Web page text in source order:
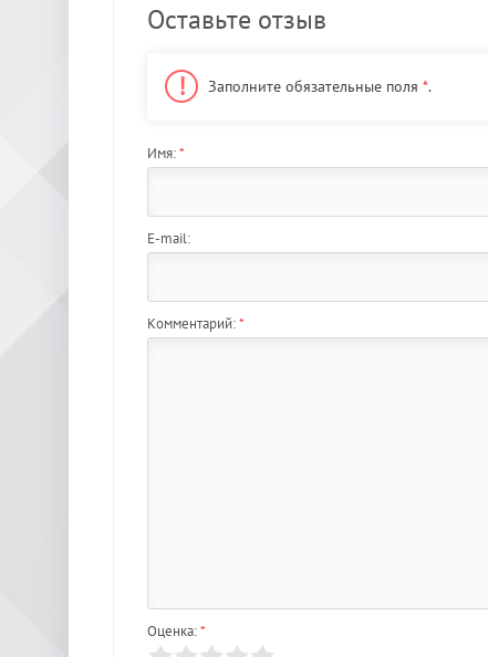
Оставьте отзыв
Заполните обязательные поля *.
Имя:*
E-mail:
Комментарий:*
Оценка:*